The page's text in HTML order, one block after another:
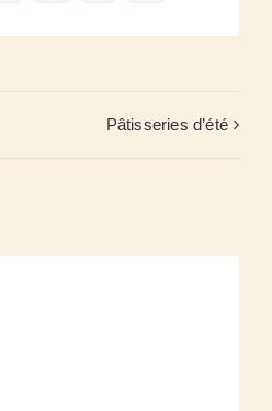
Pâtisseries d’été